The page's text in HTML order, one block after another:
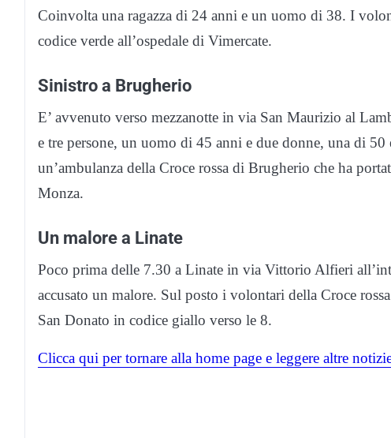
Coinvolta una ragazza di 24 anni e un uomo di 38. I
codice verde all’ospedale di Vimercate.
Sinistro a Brugherio
E’ avvenuto verso mezzanotte in via San Maurizio al
e tre persone, un uomo di 45 anni e due donne, una di
un’ambulanza della Croce rossa di Brugherio che ha
Monza.
Un malore a Linate
Poco prima delle 7.30 a Linate in via Vittorio Alfieri
accusato un malore. Sul posto i volontari della Croce
San Donato in codice giallo verso le 8.
Clicca qui per tornare alla home page e leggere altre